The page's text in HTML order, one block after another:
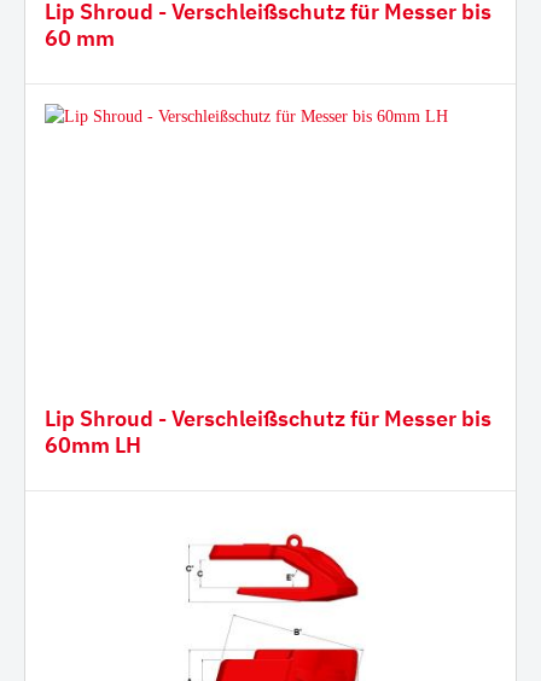
Lip Shroud - Verschleißschutz für Messer bis
60 mm
Lip Shroud - Verschleißschutz für Messer bis
60mm LH